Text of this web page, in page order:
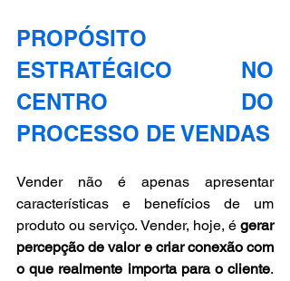
PROPÓSITO
ESTRATÉGICO NO
CENTRO DO
PROCESSO DE VENDAS
Vender não é apenas apresentar
características e benefícios de um
produto ou serviço. Vender, hoje, é gerar
percepção de valor e criar conexão com
o que realmente importa para o cliente.